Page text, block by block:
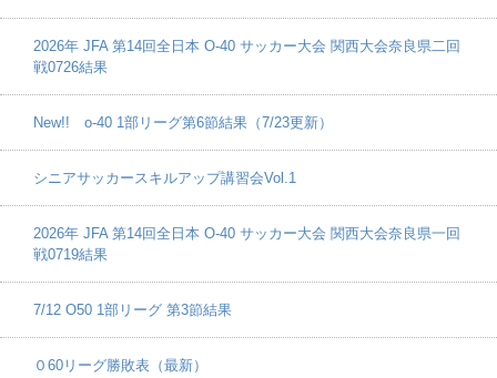
2026年 JFA 第14回全日本 O-40 サッカー大会 関西大会奈良県二回
戦0726結果
New!! o-40 1部リーグ第6節結果（7/23更新）
シニアサッカースキルアップ講習会Vol.1
2026年 JFA 第14回全日本 O-40 サッカー大会 関西大会奈良県一回
戦0719結果
7/12 O50 1部リーグ 第3節結果
０60リーグ勝敗表（最新）